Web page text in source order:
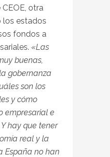
otra
los estados
fondos a
«Las
buenas,
gobernanza
son los
y cómo
empresarial e
hay que tener
real y la
España no han